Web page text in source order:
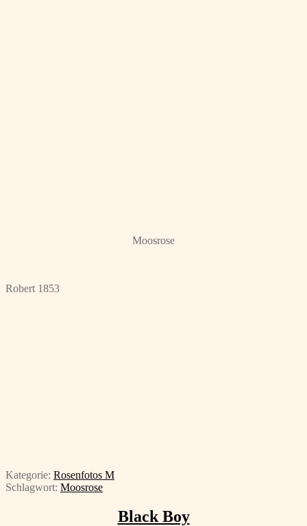
Moosrose
Robert 1853
Kategorie: Rosenfotos M
Schlagwort: Moosrose
Black Boy